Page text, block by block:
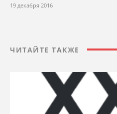
19 декабря 2016
ЧИТАЙТЕ ТАКЖЕ